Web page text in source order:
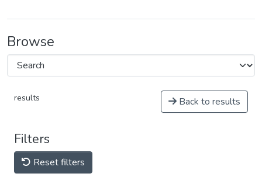
Browse
results Back to results
Filters
Reset filters